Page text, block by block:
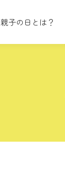
親子の日とは？